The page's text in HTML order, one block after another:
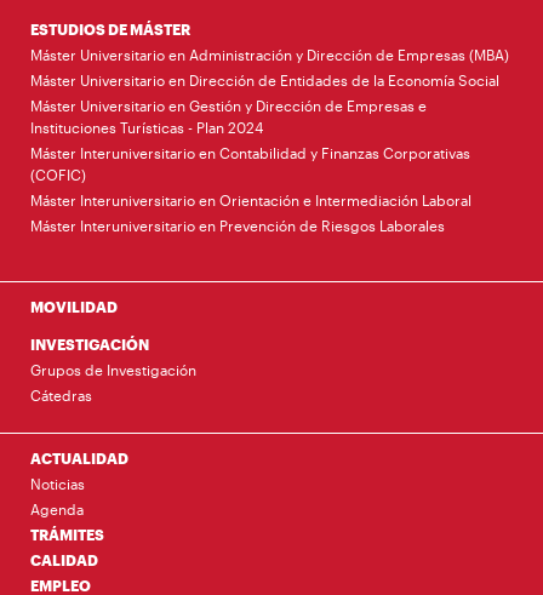
ESTUDIOS DE MÁSTER
Máster Universitario en Administración y Dirección de Empresas (MBA)
Máster Universitario en Dirección de Entidades de la Economía Social
Máster Universitario en Gestión y Dirección de Empresas e
Instituciones Turísticas - Plan 2024
Máster Interuniversitario en Contabilidad y Finanzas Corporativas
(COFIC)
Máster Interuniversitario en Orientación e Intermediación Laboral
Máster Interuniversitario en Prevención de Riesgos Laborales
MOVILIDAD
INVESTIGACIÓN
Grupos de Investigación
Cátedras
ACTUALIDAD
Noticias
Agenda
TRÁMITES
CALIDAD
EMPLEO